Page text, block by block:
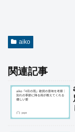
aiko
関連記事